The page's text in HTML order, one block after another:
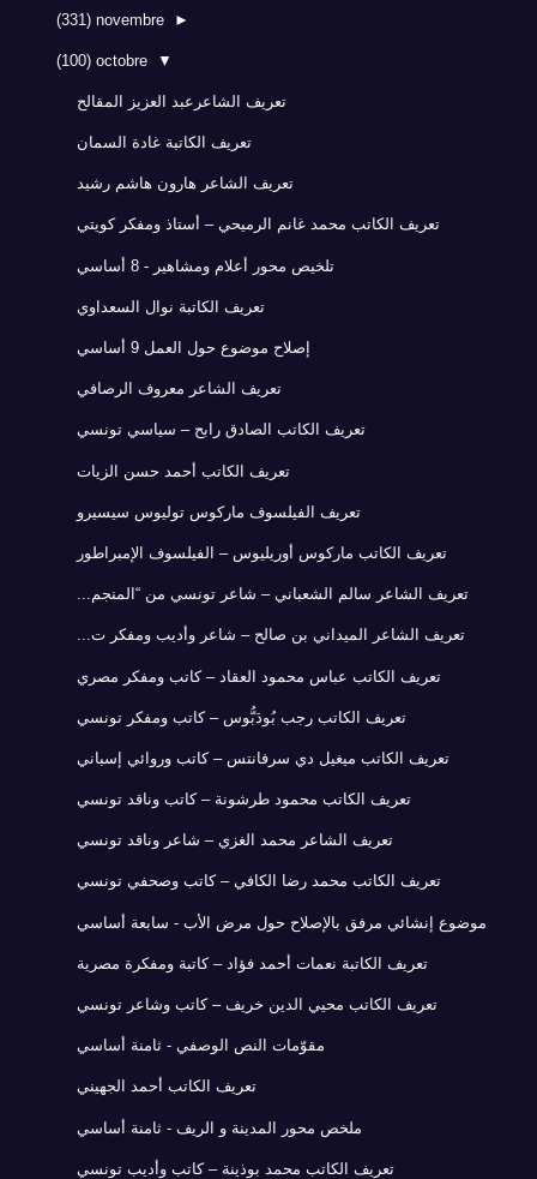
►
novembre
(331)
▼
octobre
(100)
تعريف الشاعرعبد العزيز المقالح
تعريف الكاتبة غادة السمان
تعريف الشاعر هارون هاشم رشيد
تعريف الكاتب محمد غانم الرميحي – أستاذ ومفكر كويتي
تلخيص محور أعلام ومشاهير - 8 أساسي
تعريف الكاتبة نوال السعداوي
إصلاح موضوع حول العمل 9 أساسي
تعريف الشاعر معروف الرصافي
تعريف الكاتب الصادق رابح – سياسي تونسي
تعريف الكاتب أحمد حسن الزيات
تعريف الفيلسوف ماركوس توليوس سيسيرو
تعريف الكاتب ماركوس أوريليوس – الفيلسوف الإمبراطور
تعريف الشاعر سالم الشعباني – شاعر تونسي من “المنجم...
تعريف الشاعر الميداني بن صالح – شاعر وأديب ومفكر ت...
تعريف الكاتب عباس محمود العقاد – كاتب ومفكر مصري
تعريف الكاتب رجب بُودَبُّوس – كاتب ومفكر تونسي
تعريف الكاتب ميغيل دي سرفانتس – كاتب وروائي إسباني
تعريف الكاتب محمود طرشونة – كاتب وناقد تونسي
تعريف الشاعر محمد الغزي – شاعر وناقد تونسي
تعريف الكاتب محمد رضا الكافي – كاتب وصحفي تونسي
موضوع إنشائي مرفق بالإصلاح حول مرض الأب - سابعة أساسي
تعريف الكاتبة نعمات أحمد فؤاد – كاتبة ومفكرة مصرية
تعريف الكاتب محيي الدين خريف – كاتب وشاعر تونسي
مقوّمات النص الوصفي - ثامنة أساسي
تعريف الكاتب أحمد الجهيني
ملخص محور المدينة و الريف - ثامنة أساسي
تعريف الكاتب محمد بوذينة – كاتب وأديب تونسي